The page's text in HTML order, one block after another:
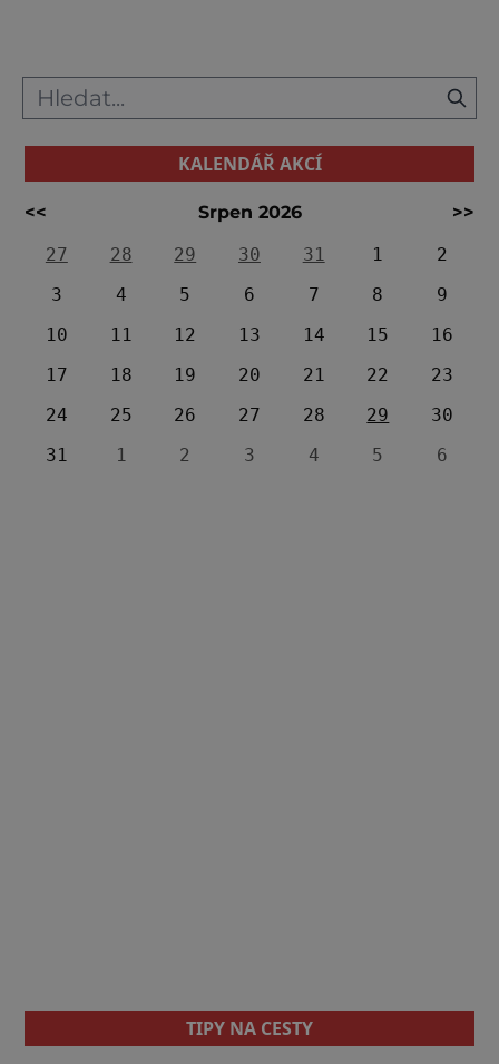
KALENDÁŘ AKCÍ
<< Srpen 2026
>>
27
28 29 30 31 1
2
3
4 5 6 7 8
9
10
11 12 13 14 15
16
17
18 19 20 21 22
23
24
25 26 27 28 29
30
31
1 2 3 4 5 6
TIPY NA CESTY